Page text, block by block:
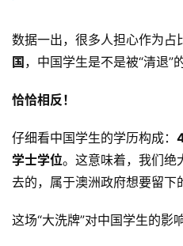
原
创
栏
行
业
动
数据一出，很多人担心作为占
国，中国学生是不是被“清退”
恰恰相反！
仔细看中国学生的学历构成：
学士学位。这意味着，我们绝
去的，属于澳洲政府想要留下
这场“大洗牌”对中国学生的影响